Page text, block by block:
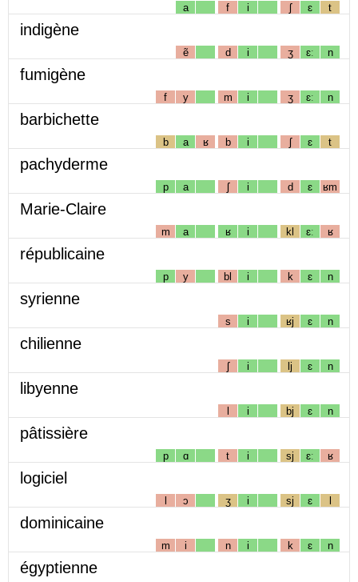
a f i ʃ ɛ t
indigène
ẽ d i ʒ ɛː n
fumigène
f y m i ʒ ɛː n
barbichette
b a ʁ b i ʃ ɛ t
pachyderme
p a ʃ i d ɛ ʁm
Marie-Claire
m a ʁ i kl ɛː ʁ
républicaine
p y bl i k ɛ n
syrienne
s i ʁj ɛ n
chilienne
ʃ i lj ɛ n
libyenne
l i bj ɛ n
pâtissière
p ɑ t i sj ɛː ʁ
logiciel
l ɔ ʒ i sj ɛ l
dominicaine
m i n i k ɛ n
égyptienne